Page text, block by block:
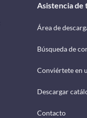
Asistencia de
Área de
Búsqueda de
Conviértete en
Descargar
Contacto